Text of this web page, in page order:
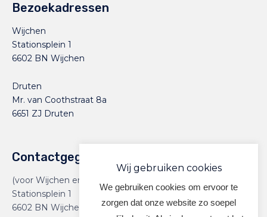
Bezoekadressen
Wijchen
Stationsplein 1
6602 BN Wijchen
Druten
Mr. van Coothstraat 8a
6651 ZJ Druten
Contactgegevens
(voor Wijchen en Druten)
Stationsplein 1
6602 BN Wijchen
Wij gebruiken cookies
We gebruiken cookies om ervoor te
zorgen dat onze website zo soepel